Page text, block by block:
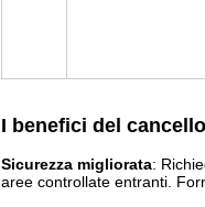
I benefici del
Sicurezza migliorata:
aree controllate entranti.